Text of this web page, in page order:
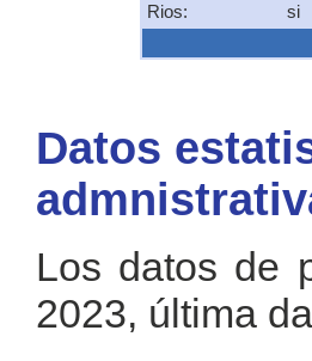
Rios:
si
Datos
Los datos de
2023, última